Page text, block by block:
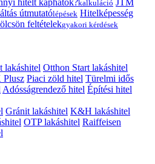
hitelt kaphatok?kalkuláció JTM
útmutatólépések Hitelképesség
feltételekgyakori kérdések
lakáshitel Otthon Start lakáshitel
Plusz Piaci zöld hitel Türelmi idős
Adósságrendező hitel Építési hitel
Gránit lakáshitel K&H lakáshitel
OTP lakáshitel Raiffeisen